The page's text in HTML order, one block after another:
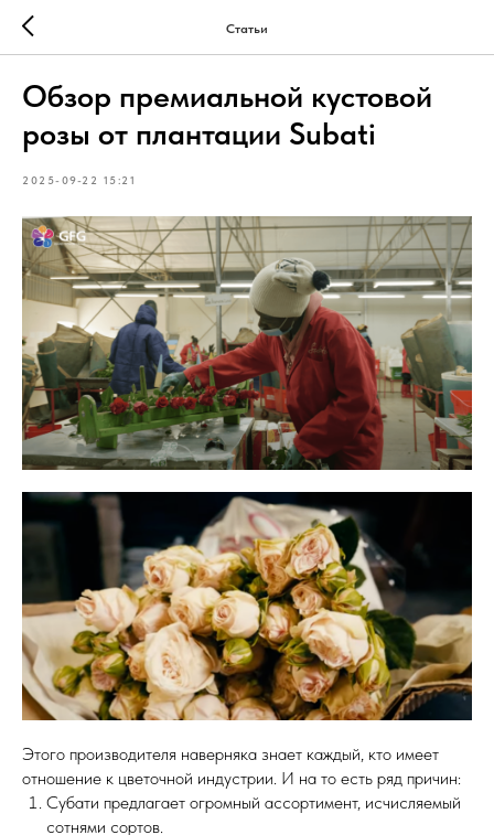
Статьи
Обзор премиальной кустовой
розы от плантации Subati
2025-09-22 15:21
Этого производителя наверняка знает каждый, кто имеет
отношение к цветочной индустрии. И на то есть ряд причин:
Субати предлагает огромный ассортимент, исчисляемый
сотнями сортов.